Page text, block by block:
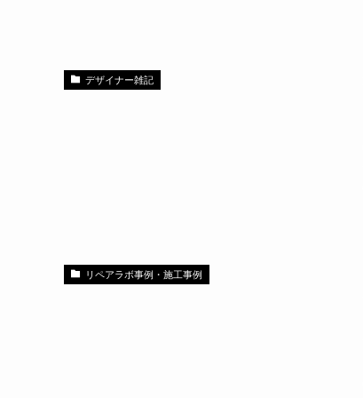
デザイナー雑記
リペアラボ事例・施工事例